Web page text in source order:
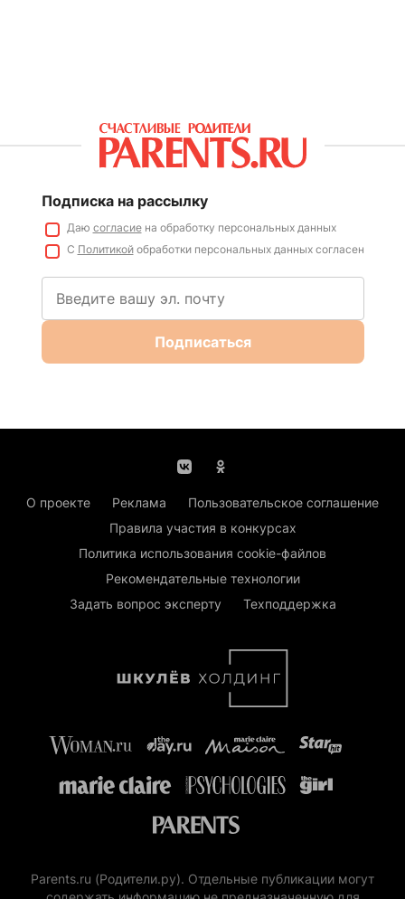
Подписка на рассылку
Даю согласиена обработку персональных данных
С Политикойобработки персональных данных согласен
Подписаться
О проекте Реклама
Пользовательское соглашение
Правила участия в конкурсах
Политика использования cookie-файлов
Рекомендательные технологии
Задать вопрос эксперту
Техподдержка
Parents.ru (Родители.ру). Отдельные публикации могут